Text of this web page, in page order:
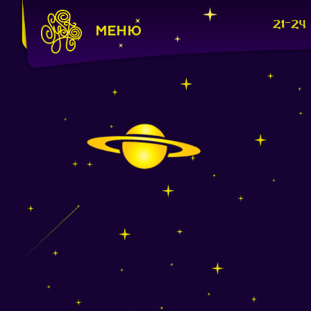
МЕНЮ 21-